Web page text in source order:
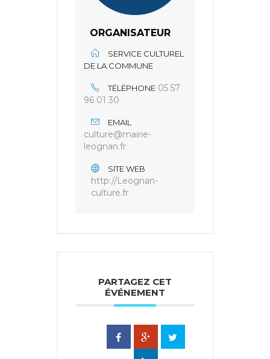
ORGANISATEUR
SERVICE CULTUREL
DE LA COMMUNE
TÉLÉPHONE 05 57
96 01 30
EMAIL
culture@mairie-
leognan.fr
SITE WEB
http://Leognan-
culture.fr
PARTAGEZ CET
ÉVÉNEMENT